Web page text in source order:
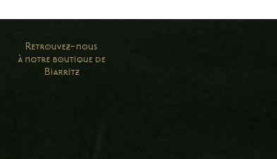
Retrouvez-nous
à notre boutique de
Biarritz